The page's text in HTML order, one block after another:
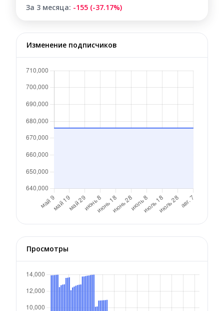
За 3 месяца: -155 (-37.17%)
Изменение подписчиков
Просмотры